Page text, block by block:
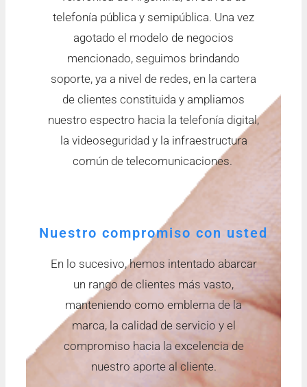
telefonía pública y semipública. Una vez
agotado el modelo de negocios
mencionado, seguimos brindando
soporte, ya a nivel de redes, en la cartera
de clientes constituida y ampliamos
nuestro espectro hacia la telefonía digital,
la videoseguridad y la infraestructura
común de telecomunicaciones.
Nuestro compromiso con usted
En lo sucesivo, hemos intentado abarcar
un rango de clientes más vasto,
manteniendo como emblema de la
marca, la calidad de servicio y el
compromiso hacia la excelencia de
nuestro aporte al cliente.